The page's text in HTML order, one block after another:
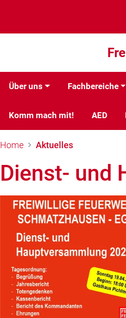
Über uns Fachbereiche
Komm mach mit! AED
Home Aktuelles
Dienst- und